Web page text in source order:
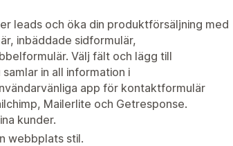
leads och öka din produktförsäljning med
inbäddade sidformulär,
Välj fält och lägg till
in all information i
app för kontaktformulär
Mailerlite och Getresponse.
kunder.
webbplats stil.